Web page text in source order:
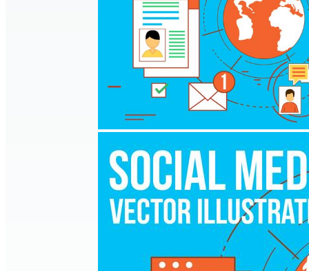
Redaktionelle Bilder
Redaktionelle Ereignisse